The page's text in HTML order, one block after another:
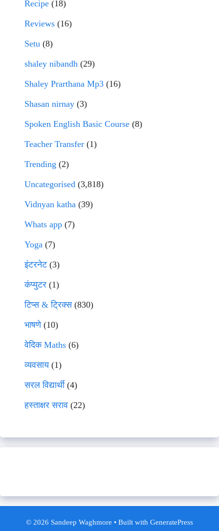
Recipe (18)
Reviews (16)
Setu (8)
shaley nibandh (29)
Shaley Prarthana Mp3 (16)
Shasan nirnay (3)
Spoken English Basic Course (8)
Teacher Transfer (1)
Trending (2)
Uncategorised (3,818)
Vidnyan katha (39)
Whats app (7)
Yoga (7)
इंटरनेट(3)
कंप्युटर (1)
टिप्स & ट्रिक्स(830)
भाषणे(10)
वेदिक Maths (6)
व्यवसाय(1)
सरल विद्यार्थी(4)
हस्ताक्षर सराव (22)
© 2026 Sandeep Waghmore • Built with GeneratePress